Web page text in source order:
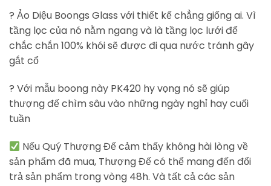
? Ảo Diệu Boongs Glass với thiết kế chẳng giống ai. Vì
tầng lọc của nó nằm ngang và là tầng lọc lưới để
chắc chắn 100% khói sẽ được đi qua nước tránh gây
gắt cổ
? Với mẫu boong này PK420 hy vọng nó sẽ giúp
thượng đế chìm sâu vào những ngày nghỉ hay cuối
tuần
Nếu Quý Thượng Đế cảm thấy không hài lòng về
sản phẩm đã mua, Thượng Đế có thể mang đến đổi
trả sản phẩm trong vòng 48h. Và tất cả các sản